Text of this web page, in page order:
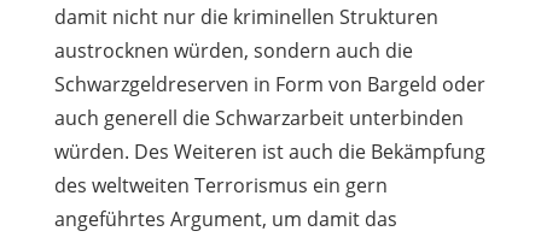
damit nicht nur die kriminellen Strukturen
austrocknen würden, sondern auch die
Schwarzgeldreserven in Form von Bargeld oder
auch generell die Schwarzarbeit unterbinden
würden. Des Weiteren ist auch die Bekämpfung
des weltweiten Terrorismus ein gern
angeführtes Argument, um damit das